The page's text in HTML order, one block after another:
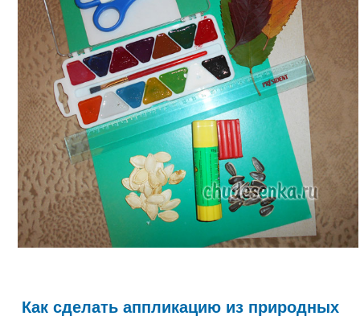
Как сделать аппликацию из природных